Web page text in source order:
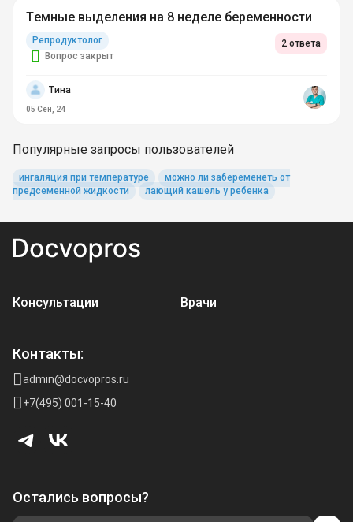
Темные выделения на 8 неделе беременности
Репродуктолог
Вопрос закрыт
2 ответа
Тина
05 Сен, 24
Популярные запросы пользователей
ингаляция при температуре
можно ли забеременеть от
предсеменной жидкости
лающий кашель у ребенка
Консультации Врачи
Контакты:
admin@docvopros.ru
+7(495) 001-15-40
Остались вопросы?